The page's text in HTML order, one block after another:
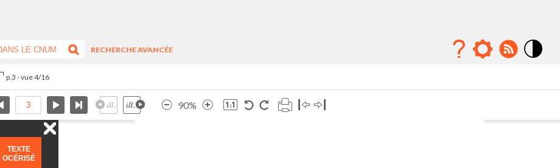
RECHERCHE AVANCÉE
p.3 - vue 4/16
90%
TEXTE
OCÉRISÉ